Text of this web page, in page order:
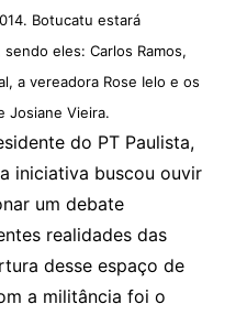
Botucatu estará
eles: Carlos Ramos,
a vereadora Rose Ielo e os
Josiane Vieira.
do PT Paulista,
iniciativa buscou ouvir
um debate
realidades das
desse espaço de
a militância foi o